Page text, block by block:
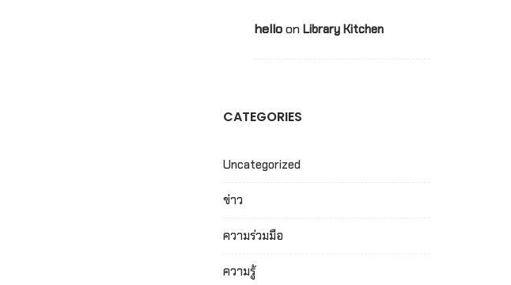
helloon Library Kitchen
CATEGORIES
Uncategorized
ข่าว
ความร่วมมือ
ความรู้